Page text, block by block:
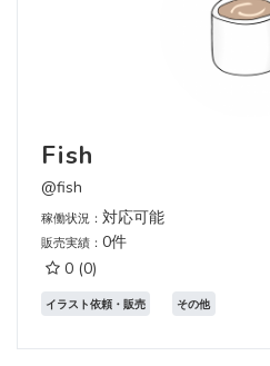
Fish
@fish
稼働状況： 対応可能
販売実績： 0件
0 (0)
イラスト依頼・販売 その他